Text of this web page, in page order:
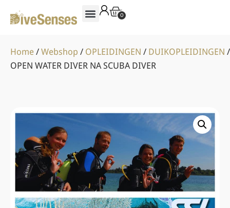
0
Home / Webshop / OPLEIDINGEN / DUIKOPLEIDINGEN
OPEN WATER DIVER NA SCUBA DIVER